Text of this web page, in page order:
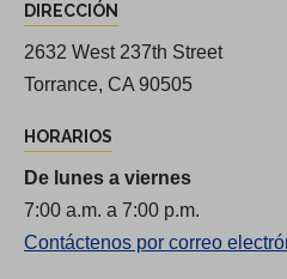
i
r
e
c
c
i
o
n
DIRECCIÓN
2632 West 237th Street
Torrance, CA 90505
HORARIOS
De lunes a viernes
7:00 a.m. a 7:00 p.m.
Contáctenos por correo